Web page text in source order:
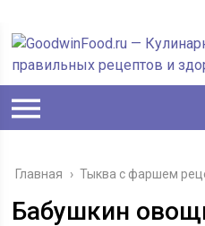
Главная › Тыква с фаршем
Бабушкин